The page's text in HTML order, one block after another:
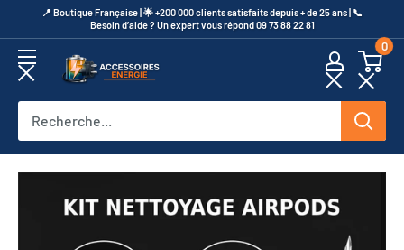
au
contenu
​📍​ Boutique Française | 🌟 +200 000 clients satisfaits depuis + de 25 ans | 📞​
Besoin d’aide ? Un expert vous répond 09 73 88 22 81
Accessoires
0